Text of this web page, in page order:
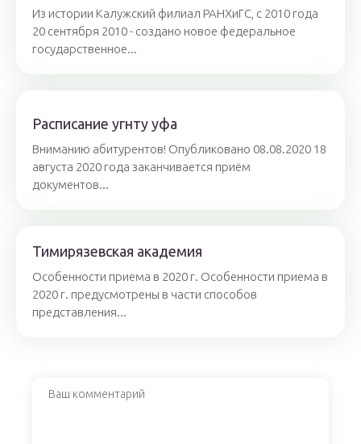
Из истории Калужский филиал РАНХиГС, с 2010 года
20 сентября 2010 - создано новое федеральное
государственное...
Расписание угнту уфа
Вниманию абитурентов! Опубликовано 08.08.2020 18
августа 2020 года заканчивается приём
документов...
Тимирязевская академия
Особенности приема в 2020 г. Особенности приема в
2020 г. предусмотрены в части способов
представления...